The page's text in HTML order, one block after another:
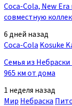
Coca-Cola, New
совместную
6 дней назад
Coca-Cola Kosuke
Семья из
965 км от дома
1 неделя назад
МирНебраска